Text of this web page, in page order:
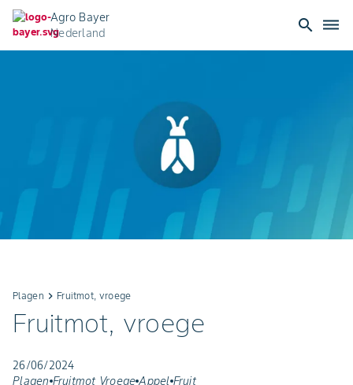
Agro Bayer
Nederland
search dehaze
Plagen keyboard_arrow_right Fruitmot, vroege
Fruitmot, vroege
26/06/2024
Plagen Fruitmot Vroege Appel Fruit